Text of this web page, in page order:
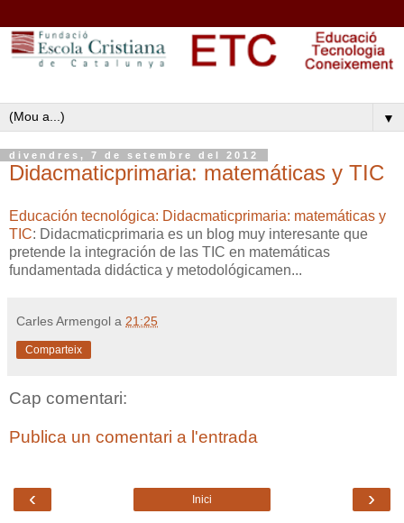
▼
divendres, 7 de setembre del 2012
Didacmaticprimaria: matemáticas y TIC
Educación tecnológica: Didacmaticprimaria: matemáticas y
TIC: Didacmaticprimaria es un blog muy interesante que
pretende la integración de las TIC en matemáticas
fundamentada didáctica y metodológicamen...
Carles Armengol a 21:25
Comparteix
Cap comentari:
Publica un comentari a l'entrada
‹ ›
Inici